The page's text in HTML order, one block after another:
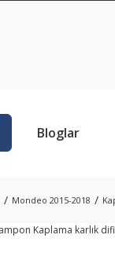
Bloglar
Mondeo 2015-2018